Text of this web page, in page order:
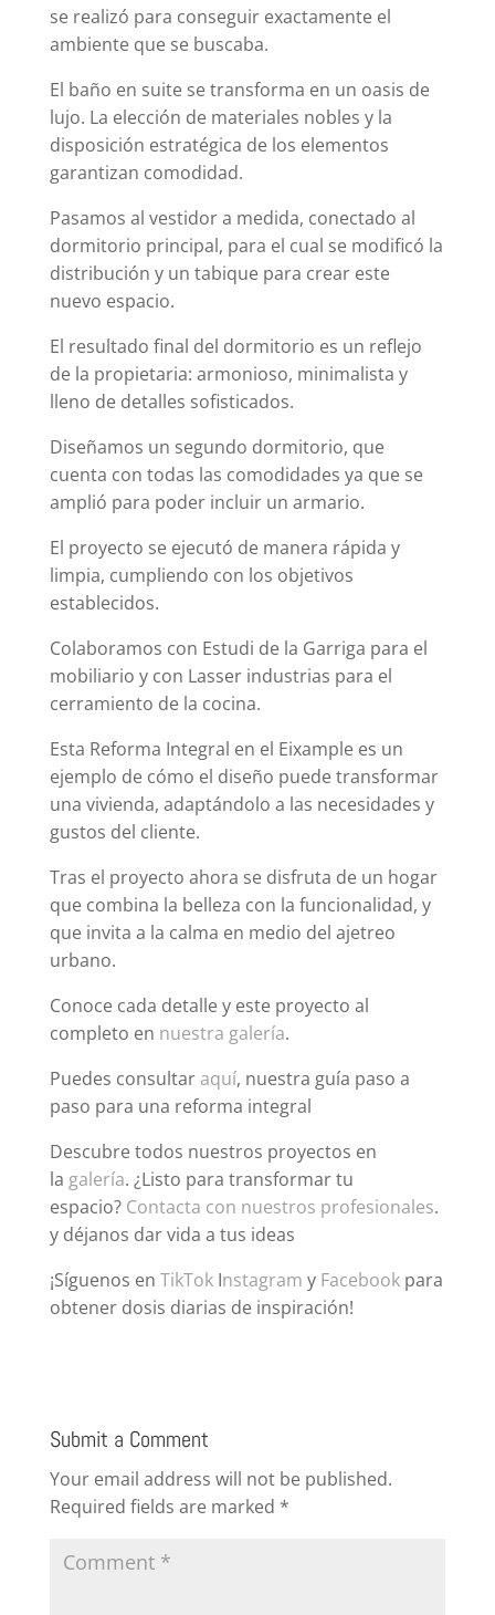
se realizó para conseguir exactamente el
ambiente que se buscaba.
El baño en suite se transforma en un oasis de
lujo. La elección de materiales nobles y la
disposición estratégica de los elementos
garantizan comodidad.
Pasamos al vestidor a medida, conectado al
dormitorio principal, para el cual se modificó la
distribución y un tabique para crear este
nuevo espacio.
El resultado final del dormitorio es un reflejo
de la propietaria: armonioso, minimalista y
lleno de detalles sofisticados.
Diseñamos un segundo dormitorio, que
cuenta con todas las comodidades ya que se
amplió para poder incluir un armario.
El proyecto se ejecutó de manera rápida y
limpia, cumpliendo con los objetivos
establecidos.
Colaboramos con Estudi de la Garriga para el
mobiliario y con Lasser industrias para el
cerramiento de la cocina.
Esta Reforma Integral en el Eixample es un
ejemplo de cómo el diseño puede transformar
una vivienda, adaptándolo a las necesidades y
gustos del cliente.
Tras el proyecto ahora se disfruta de un hogar
que combina la belleza con la funcionalidad, y
que invita a la calma en medio del ajetreo
urbano.
Conoce cada detalle y este proyecto al
completo en nuestra galería.
Puedes consultar aquí, nuestra guía paso a
paso para una reforma integral
Descubre todos nuestros proyectos en
la galería. ¿Listo para transformar tu
espacio?Contacta con nuestros profesionales.
y déjanos dar vida a tus ideas
¡Síguenos en TikTokInstagram y Facebook para
obtener dosis diarias de inspiración!
Submit a Comment
Your email address will not be published.
Required fields are marked *